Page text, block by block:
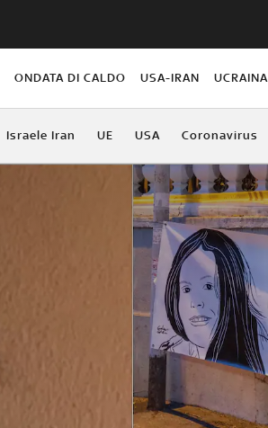
ONDATA DI CALDO USA-IRAN UCRAINA
Israele Iran UE USA Coronavirus